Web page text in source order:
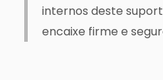
internos deste
encaixe firme e